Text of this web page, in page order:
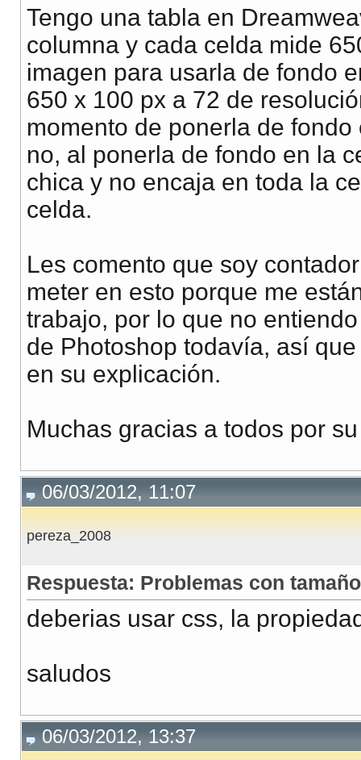
Tengo una tabla en
columna y cada celda mide
imagen para usarla de fondo
650 x 100 px a 72 de
momento de ponerla de
no, al ponerla de fondo en la
chica y no encaja en toda la
celda.
Les comento que soy
meter en esto porque me
trabajo, por lo que no
de Photoshop todavía, así
en su explicación.
Muchas gracias a todos por
06/03/2012, 11:07
pereza_2008
Respuesta: Problemas con
deberias usar css, la
saludos
06/03/2012, 13:37